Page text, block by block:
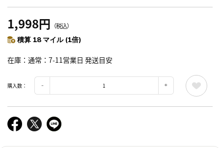
1,998円 （税込）
積算 18 マイル (1倍)
在庫 通常：7-11営業日 発送目安
購入数：